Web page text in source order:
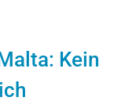
Kein